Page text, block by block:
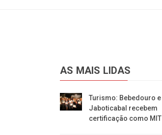
AS MAIS LIDAS
Turismo: Bebedouro e
Jaboticabal recebem
certificação como MIT